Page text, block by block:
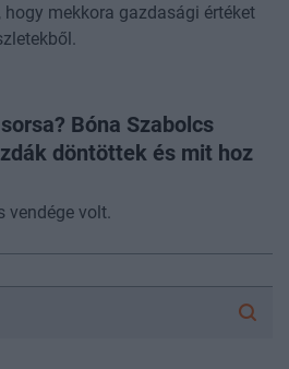
hogy mekkora gazdasági értéket
Bóna Szabolcs
döntöttek és mit hoz
vendége volt.